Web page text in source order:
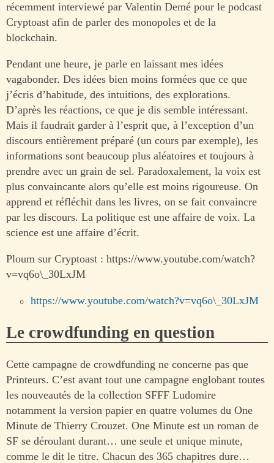
récemment interviewé par Valentin Demé pour le podcast
Cryptoast afin de parler des monopoles et de la
blockchain.
Pendant une heure, je parle en laissant mes idées
vagabonder. Des idées bien moins formées que ce que
j’écris d’habitude, des intuitions, des explorations.
D’après les réactions, ce que je dis semble intéressant.
Mais il faudrait garder à l’esprit que, à l’exception d’un
discours entièrement préparé (un cours par exemple), les
informations sont beaucoup plus aléatoires et toujours à
prendre avec un grain de sel. Paradoxalement, la voix est
plus convaincante alors qu’elle est moins rigoureuse. On
apprend et réfléchit dans les livres, on se fait convaincre
par les discours. La politique est une affaire de voix. La
science est une affaire d’écrit.
Ploum sur Cryptoast : https://www.youtube.com/watch?
v=vq6o\_30LxJM
https://www.youtube.com/watch?v=vq6o\_30LxJM
Le crowdfunding en question
Cette campagne de crowdfunding ne concerne pas que
Printeurs. C’est avant tout une campagne englobant toutes
les nouveautés de la collection SFFF Ludomire
notamment la version papier en quatre volumes du One
Minute de Thierry Crouzet. One Minute est un roman de
SF se déroulant durant… une seule et unique minute,
comme le dit le titre. Chacun des 365 chapitres dure…